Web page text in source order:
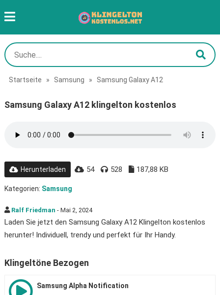
Startseite » Samsung » Samsung Galaxy A12
Samsung Galaxy A12 klingelton kostenlos
Herunterladen 54 528 187,88 KB
Kategorien: Samsung
Ralf Friedman - Mai 2, 2024
Laden Sie jetzt den Samsung Galaxy A12 Klingelton kostenlos
herunter! Individuell, trendy und perfekt für Ihr Handy.
Klingeltöne Bezogen
Samsung Alpha Notification